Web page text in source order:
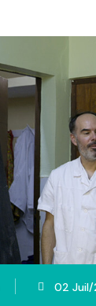
02 Juil/